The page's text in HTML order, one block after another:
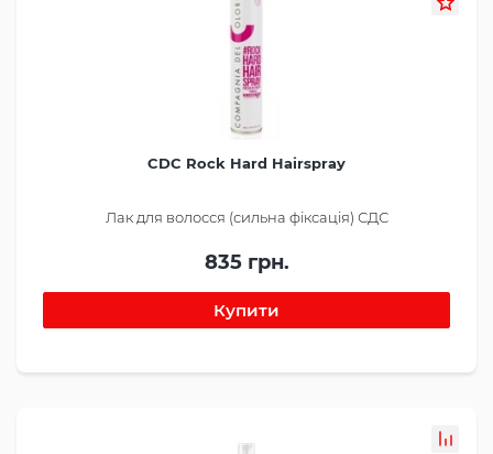
CDC Rock Hard Hairspray
Лак для волосся (сильна фіксація) СДС
835 грн.